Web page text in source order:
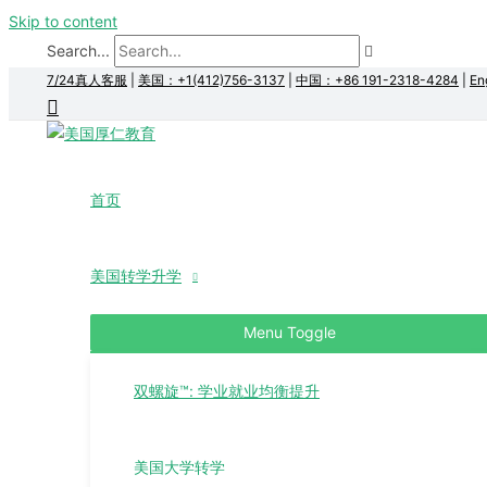
Skip to content
Search...
7/24真人客服 美国：+1(412)756-3137 中国：+86 191-2318-4284
首页
美国转学升学
Menu Toggle
双螺旋™: 学业就业均衡提升
美国大学转学